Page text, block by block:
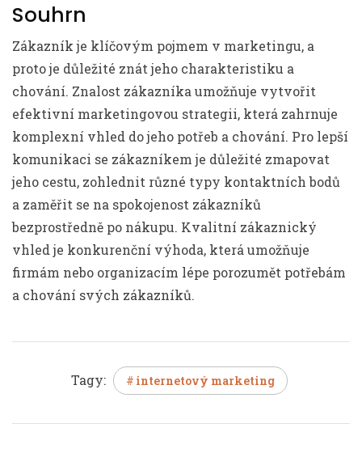
Souhrn
Zákazník je klíčovým pojmem v marketingu, a
proto je důležité znát jeho charakteristiku a
chování. Znalost zákazníka umožňuje vytvořit
efektivní marketingovou strategii, která zahrnuje
komplexní vhled do jeho potřeb a chování. Pro lepší
komunikaci se zákazníkem je důležité zmapovat
jeho cestu, zohlednit různé typy kontaktních bodů
a zaměřit se na spokojenost zákazníků
bezprostředně po nákupu. Kvalitní zákaznický
vhled je konkurenční výhoda, která umožňuje
firmám nebo organizacím lépe porozumět potřebám
a chování svých zákazníků.
Tagy: internetový marketing